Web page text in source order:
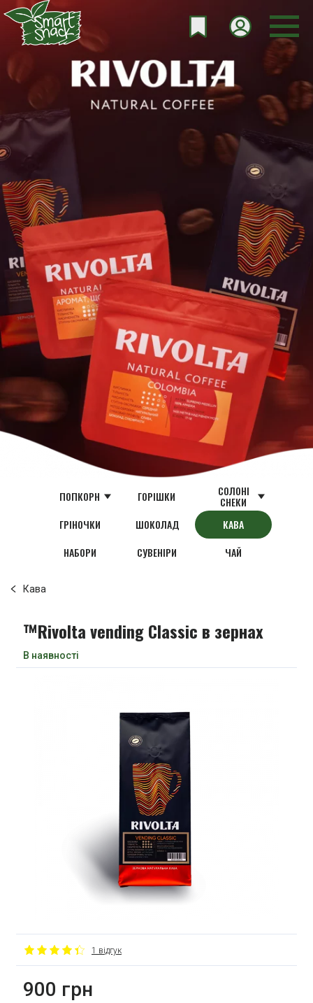
ПОПКОРН ГОРІШКИ СОЛОНІ
СНЕКИ
ГРІНОЧКИ
ШОКОЛАД
КАВА
НАБОРИ
СУВЕНІРИ ЧАЙ
Кава
™Rivolta vending Classic в зернах
В наявності
1 відгук
900 грн